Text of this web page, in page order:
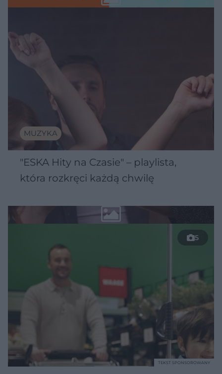
MUZYKA
"ESKA Hity na Czasie" – playlista,
która rozkręci każdą chwilę
5
TEKST SPONSOROWANY